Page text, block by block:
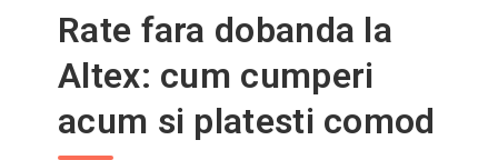
Rate fara dobanda la
Altex: cum cumperi
acum si platesti comod